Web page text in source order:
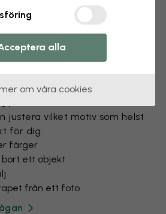
justera vilket motiv som helst
för dig.
färger
bort ett objekt
från ett foto
alla
om våra cookies